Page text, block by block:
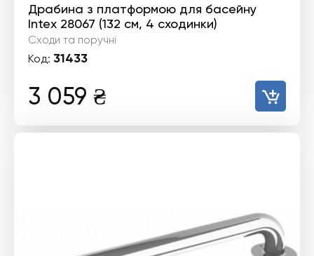
Драбина з платформою для басейну
Intex 28067 (132 см, 4 сходинки)
Сходи та поручні
Код: 31433
3 059 ₴